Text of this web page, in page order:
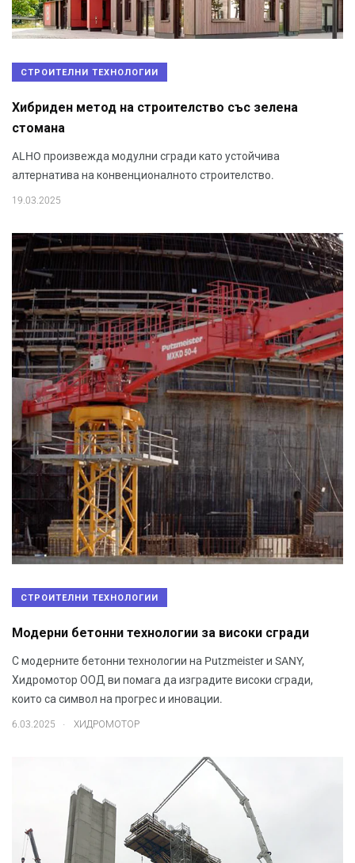
СТРОИТЕЛНИ ТЕХНОЛОГИИ
Хибриден метод на строителство със зелена
стомана
ALHO произвежда модулни сгради като устойчива
алтернатива на конвенционалното строителство.
19.03.2025
СТРОИТЕЛНИ ТЕХНОЛОГИИ
Модерни бетонни технологии за високи сгради
С модерните бетонни технологии на Putzmeister и SANY,
Хидромотор ООД ви помага да изградите високи сгради,
които са символ на прогрес и иновации.
6.03.2025 . ХИДРОМОТОР